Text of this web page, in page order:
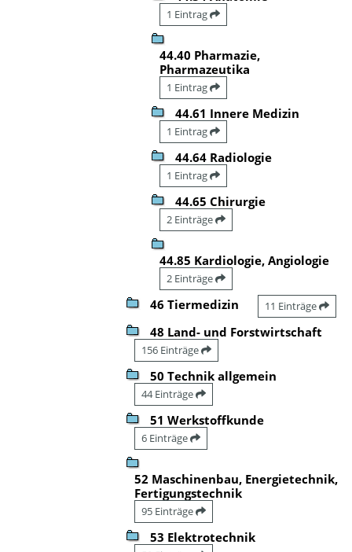
1 Eintrag
44.40 Pharmazie,
Pharmazeutika
1 Eintrag
44.61 Innere Medizin
1 Eintrag
44.64 Radiologie
1 Eintrag
44.65 Chirurgie
2 Einträge
44.85 Kardiologie, Angiologie
2 Einträge
46 Tiermedizin 11 Einträge
48 Land- und Forstwirtschaft
156 Einträge
50 Technik allgemein
44 Einträge
51 Werkstoffkunde
6 Einträge
52 Maschinenbau, Energietechnik,
Fertigungstechnik
95 Einträge
53 Elektrotechnik